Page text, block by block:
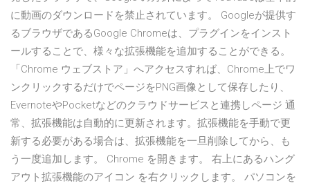
に動画のダウンロードを禁止されています。 Googleが提供す
るブラウザであるGoogle Chromeは、プラグインをインスト
ールすることで、様々な拡張機能を追加することができる。
「Chrome ウェブストア」へアクセスすれば、Chrome上でワ
ンクリックするだけでページをPNG画像として保存したり、
EvernoteやPocketなどのクラウドサービスと連携しページ 通
常、拡張機能は自動的に更新されます。拡張機能を手動で更
新する必要がある場合は、拡張機能を一旦削除してから、も
う一度追加します。 Chrome を開きます。 右上にあるハング
アウト拡張機能のアイコン を右クリックします。 パソコンを